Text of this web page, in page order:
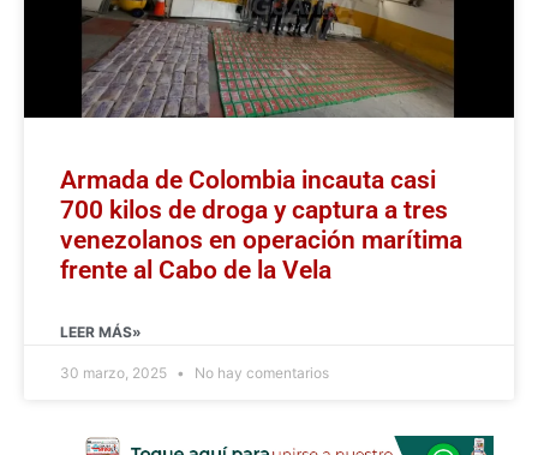
Armada de Colombia incauta casi
700 kilos de droga y captura a tres
venezolanos en operación marítima
frente al Cabo de la Vela
LEER MÁS»
30 marzo, 2025 No hay comentarios